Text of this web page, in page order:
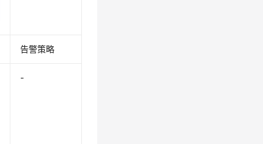
告警策略
-